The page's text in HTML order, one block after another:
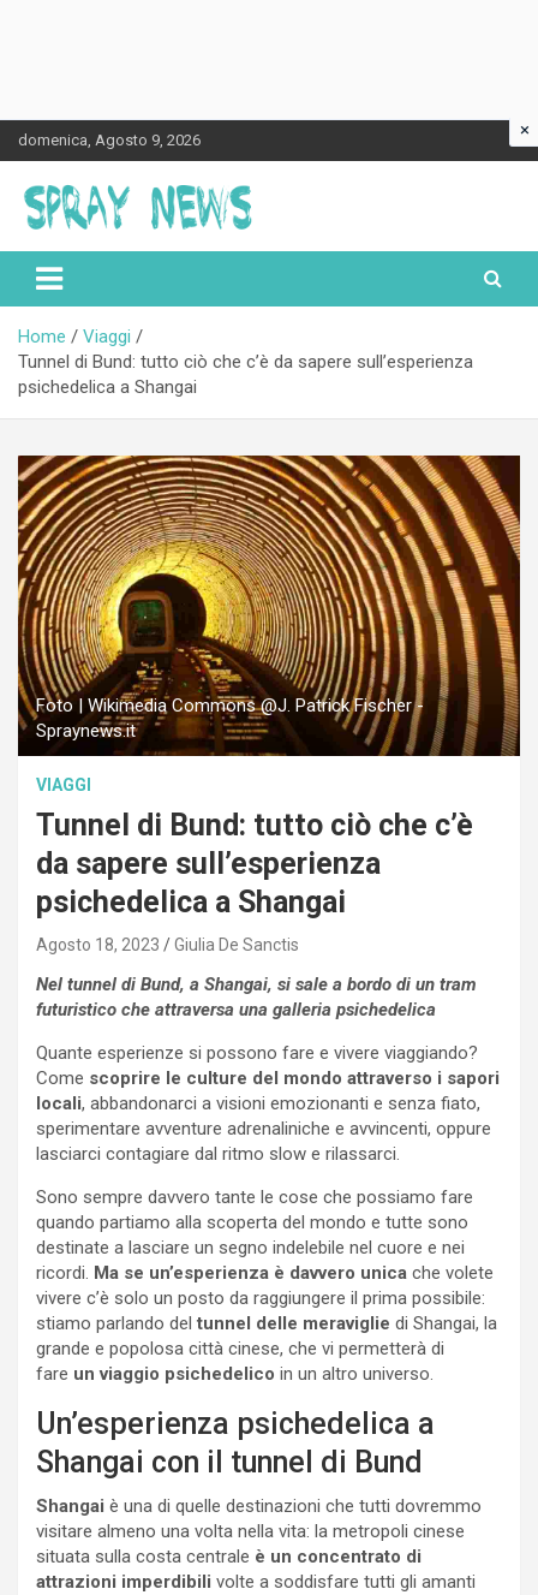
Skip
to
content
domenica, Agosto 9, 2026
Spraynews.it
Home
Viaggi
Tunnel di Bund: tutto ciò che c’è da sapere sull’esperienza
psichedelica a Shangai
Foto | Wikimedia Commons @J. Patrick Fischer -
Spraynews.it
VIAGGI
Tunnel di Bund: tutto ciò che c’è
da sapere sull’esperienza
psichedelica a Shangai
Agosto 18, 2023 Giulia De Sanctis
Nel tunnel di Bund, a Shangai, si sale a bordo di un tram
futuristico che attraversa una galleria psichedelica
Quante esperienze si possono fare e vivere viaggiando?
Come scoprire le culture del mondo attraverso i sapori
locali, abbandonarci a visioni emozionanti e senza fiato,
sperimentare avventure adrenaliniche e avvincenti, oppure
lasciarci contagiare dal ritmo slow e rilassarci.
Sono sempre davvero tante le cose che possiamo fare
quando partiamo alla scoperta del mondo e tutte sono
destinate a lasciare un segno indelebile nel cuore e nei
ricordi. Ma se un’esperienza è davvero unica che volete
vivere c’è solo un posto da raggiungere il prima possibile:
stiamo parlando deltunnel delle meraviglie di Shangai, la
grande e popolosa città cinese, che vi permetterà di
fare un viaggio psichedelico in un altro universo.
Un’esperienza psichedelica a
Shangai con il tunnel di Bund
Shangai è una di quelle destinazioni che tutti dovremmo
visitare almeno una volta nella vita: la metropoli cinese
situata sulla costa centrale è un concentrato di
attrazioni imperdibili volte a soddisfare tutti gli amanti
×